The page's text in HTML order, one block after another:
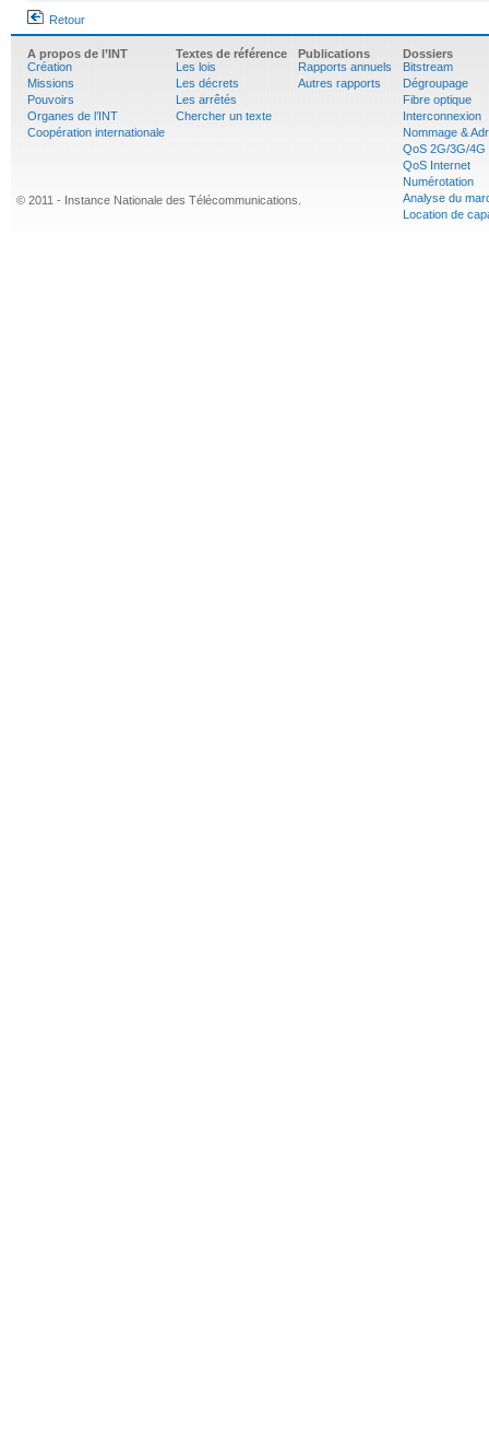
Retour
A propos de l’INT
Création
Missions
Pouvoirs
Organes de l’INT
Coopération internationale
Textes de référence
Les lois
Les décrets
Les arrêtés
Chercher un texte
Publications
Rapports annuels
Autres rapports
Dossiers
Bitstream
Dégroupage
Fibre optique
Interconnexion
Nommage &
QoS 2G/3G/4G
QoS Internet
Numérotation
Analyse du
Location de
© 2011 - Instance Nationale des Télécommunications.